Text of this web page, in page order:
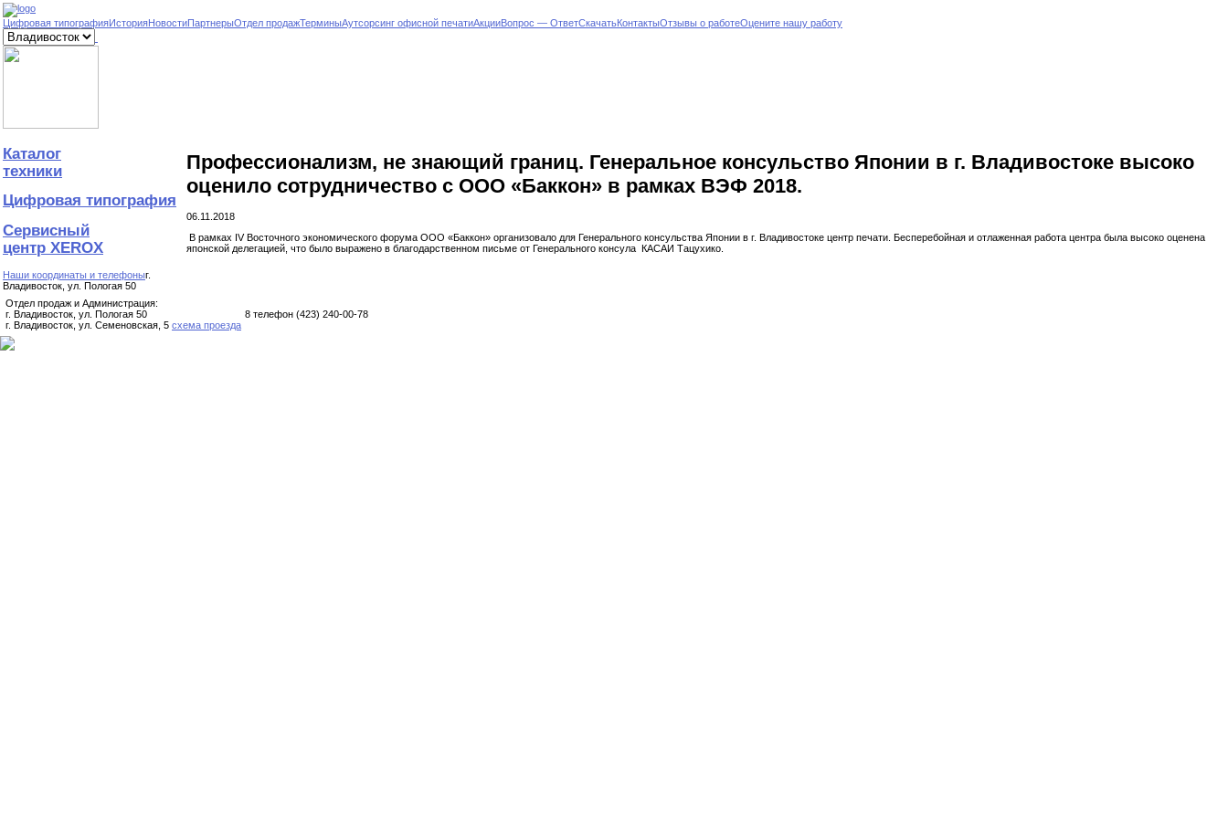
Цифровая типографияИсторияНовостиПартнерыОтдел продажТерминыАутсорсинг офисной печатиАкцииВопрос — ОтветCкачатьКонтактыОтзывы о работеОцените нашу работу
Каталог
техники
Цифровая типография
Сервисный
центр XEROX
Наши координаты и телефоныг.
Владивосток, ул. Пологая 50
Профессионализм, не знающий границ. Генеральное консульство Японии в г. Владивостоке высоко
оценило сотрудничество с ООО «Баккон» в рамках ВЭФ 2018.
06.11.2018
В рамках IV Восточного экономического форума ООО «Баккон» организовало для Генерального консульства Японии в г. Владивостоке центр печати. Бесперебойная и отлаженная работа центра была высоко оценена
японской делегацией, что было выражено в благодарственном письме от Генерального консула КАСАИ Тацухико.
Отдел продаж и Администрация:
г. Владивосток, ул. Пологая 50
г. Владивосток, ул. Семеновская, 5 схема проезда
8 телефон (423) 240-00-78